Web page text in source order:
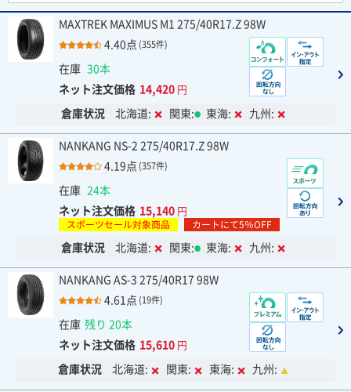
MAXTREK MAXIMUS M1 275/40R17.Z 98W
4.40点 (355件)
在庫 30本
ネット注文価格 14,420 円
倉庫状況 北海道: 関東: 東海: 九州:
NANKANG NS-2 275/40R17.Z 98W
4.19点 (357件)
在庫 24本
ネット注文価格 15,140 円
スポーツセール対象商品 カートにて5％OFF
倉庫状況 北海道: 関東: 東海: 九州:
NANKANG AS-3 275/40R17 98W
4.61点 (19件)
在庫 残り 20本
ネット注文価格 15,610 円
倉庫状況 北海道: 関東: 東海: 九州: